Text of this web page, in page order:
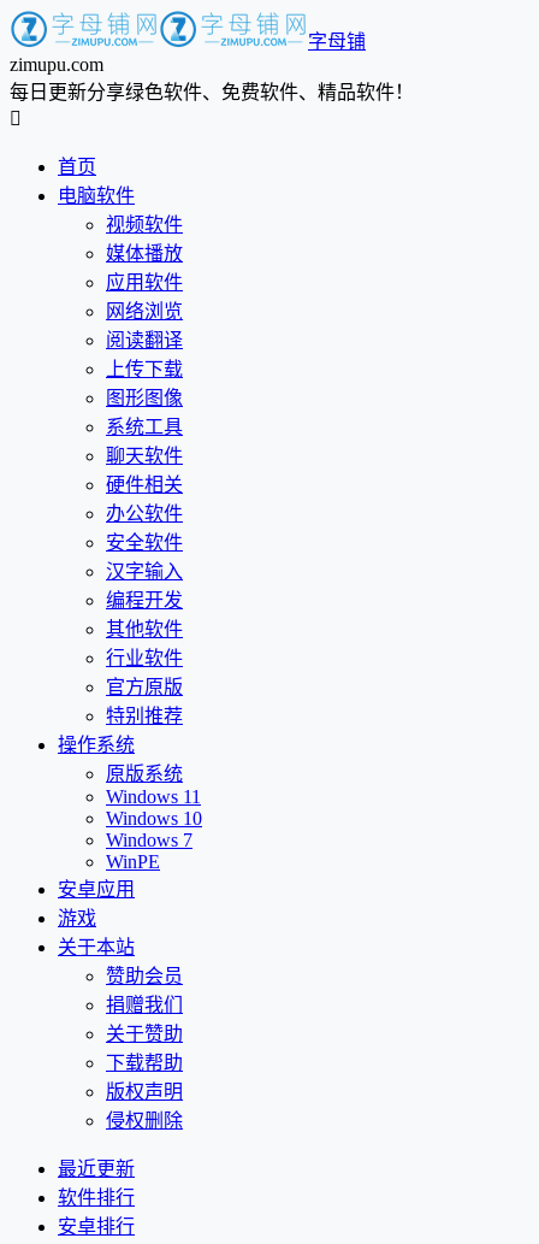
字母铺
zimupu.com
每日更新分享绿色软件、免费软件、精品软件！

首页
电脑软件
视频软件
媒体播放
应用软件
网络浏览
阅读翻译
上传下载
图形图像
系统工具
聊天软件
硬件相关
办公软件
安全软件
汉字输入
编程开发
其他软件
行业软件
官方原版
特别推荐
操作系统
原版系统
Windows 11
Windows 10
Windows 7
WinPE
安卓应用
游戏
关于本站
赞助会员
捐赠我们
关于赞助
下载帮助
版权声明
侵权删除
最近更新
软件排行
安卓排行